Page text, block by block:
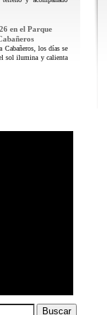
en el Parque
Cabañeros, los días se
sol ilumina y calienta